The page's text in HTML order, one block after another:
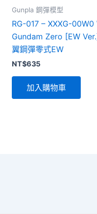
Gunpla 鋼彈模型
RG-017 – XXXG-00W0
Gundam Zero [EW
翼鋼彈零式EW
NT$635
加入購物車